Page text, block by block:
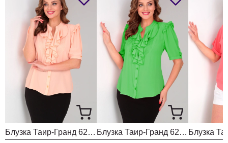
Блузка Таир-Гранд 62417 персик Блузка Таир-Гранд 62417 зеленый